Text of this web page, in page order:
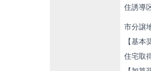
住誘導
市分譲
【基本
住宅取